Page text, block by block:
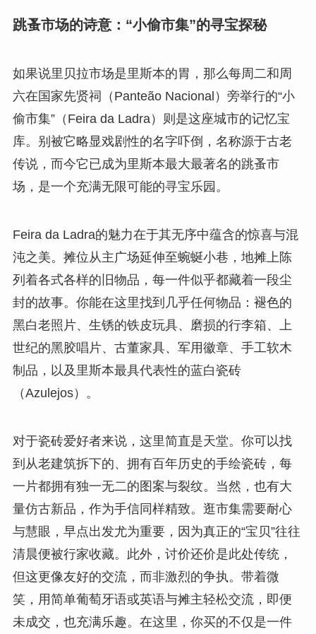
跳蚤市场的诗意：“小偷市集”的寻宝探秘
如果说里贝拉市场是里斯本的胃，那么每周二和周
六在国家先贤祠（Panteão Nacional）旁举行的“小
偷市集”（Feira da Ladra）则是这座城市的记忆宝
库。别被它略显戏剧性的名字吓倒，名称源于古老
传说，而今它已成为里斯本最大最著名的跳蚤市
场，是一个充满无限可能的寻宝乐园。
Feira da Ladra的魅力在于其无序中蕴含的惊喜与混
沌之美。摊位从主广场延伸至蜿蜒小巷，地摊上陈
列着各式各样的旧物品，每一件似乎都藏着一段尘
封的故事。你能在这里找到几乎任何物品：褪色的
黑白老照片、生锈的铁皮玩具、磨损的行李箱、上
世纪的黑胶唱片、古董家具、军用徽章、手工软木
制品，以及里斯本最具代表性的蓝白瓷砖
（Azulejos）。
对于瓷砖爱好者来说，这里简直是天堂。你可以找
到从老建筑拆下的、拥有百年历史的手绘瓷砖，每
一片都拥有独一无二的图案与裂纹。当然，也有大
量仿古新品，作为手信同样精致。逛市集需要耐心
与慧眼，早点出发尤为重要，因为真正的“宝贝”往往
清晨便被行家收藏。此外，讨价还价是此处传统，
但这更像友好的交流，而非激烈的争执。带着微
笑，用简单葡萄牙语或英语与摊主轻松交流，即便
未成交，也充满乐趣。在这里，你买的不仅是一件